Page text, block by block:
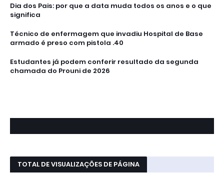
Dia dos Pais: por que a data muda todos os anos e o que
significa
Técnico de enfermagem que invadiu Hospital de Base
armado é preso com pistola .40
Estudantes já podem conferir resultado da segunda
chamada do Prouni de 2026
TOTAL DE VISUALIZAÇÕES DE PÁGINA